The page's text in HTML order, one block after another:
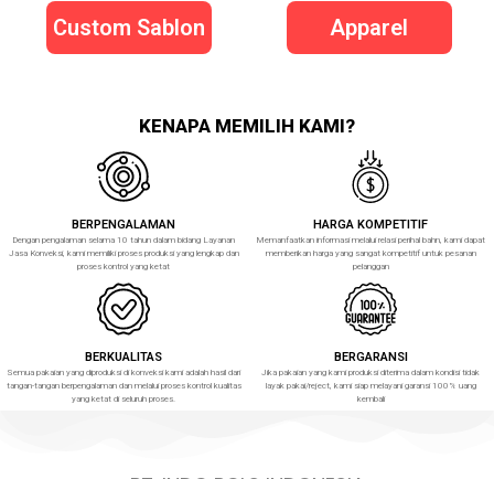
Custom Sablon Apparel
KENAPA MEMILIH KAMI?
BERPENGALAMAN
Dengan pengalaman selama 10 tahun dalam bidang Layanan
Jasa Konveksi, kami memiliki proses produksi yang lengkap dan
proses kontrol yang ketat
HARGA KOMPETITIF
Memanfaatkan informasi melalui relasi perihal bahn, kami dapat
memberikan harga yang sangat kompetitif untuk pesanan
pelanggan
BERKUALITAS
Semua pakaian yang diproduksi di konveksi kami adalah hasil dari
tangan-tangan berpengalaman dan melalui proses kontrol kualitas
yang ketat di seluruh proses.
BERGARANSI
Jika pakaian yang kami produksi diterima dalam kondisi tidak
layak pakai/reject, kami siap melayani garansi 100% uang
kembali